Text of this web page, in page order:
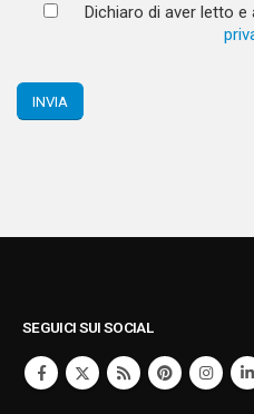
Dichiaro di aver letto
SEGUICI SUI SOCIAL